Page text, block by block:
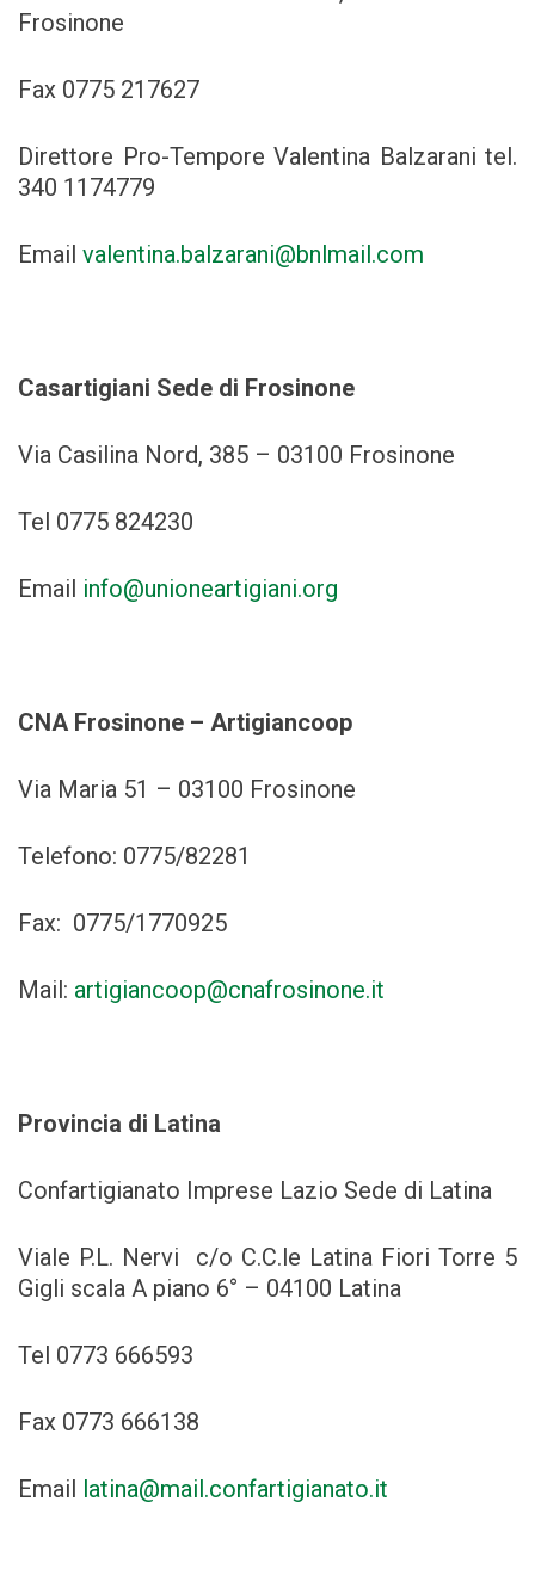
Frosinone
Fax 0775 217627
Direttore Pro-Tempore Valentina Balzarani tel.
340 1174779
Email valentina.balzarani@bnlmail.com
Casartigiani Sede di Frosinone
Via Casilina Nord, 385 – 03100 Frosinone
Tel 0775 824230
Email info@unioneartigiani.org
CNA Frosinone – Artigiancoop
Via Maria 51 – 03100 Frosinone
Telefono: 0775/82281
Fax: 0775/1770925
Mail: artigiancoop@cnafrosinone.it
Provincia di Latina
Confartigianato Imprese Lazio Sede di Latina
Viale P.L. Nervi c/o C.C.le Latina Fiori Torre 5
Gigli scala A piano 6° – 04100 Latina
Tel 0773 666593
Fax 0773 666138
Email latina@mail.confartigianato.it